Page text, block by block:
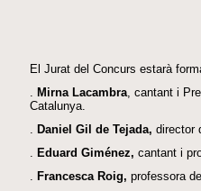
El Jurat del Concurs estarà
Mirna Lacambra , cantant i
Catalunya.
Daniel Gil de Tejada, director
Eduard Giménez, cantant i
Francesca Roig, professora